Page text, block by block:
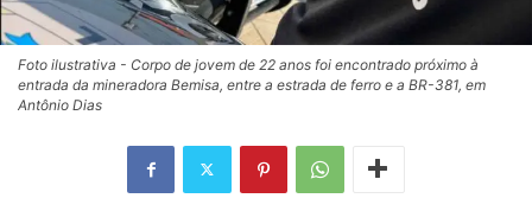
Foto ilustrativa - Corpo de jovem de 22 anos foi encontrado próximo à
entrada da mineradora Bemisa, entre a estrada de ferro e a BR-381, em
Antônio Dias